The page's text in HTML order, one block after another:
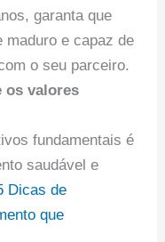
garanta que
maduro e capaz de
o seu parceiro.
os valores
fundamentais é
saudável e
Dicas de
que